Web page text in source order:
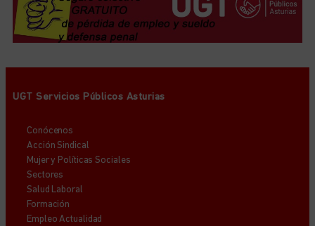
UGT Servicios Públicos Asturias
Conócenos
Acción Sindical
Mujer y Políticas Sociales
Sectores
Salud Laboral
Formación
Empleo Actualidad